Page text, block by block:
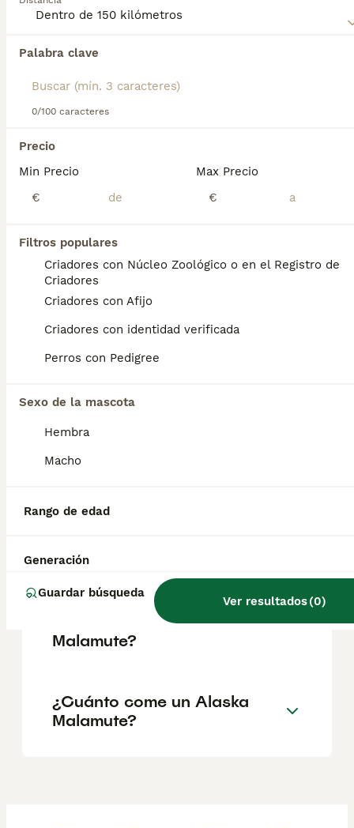
Palabra clave
0/100 caracteres
Precio
Min Precio
€
Max Precio
€
Filtros populares
Criadores con Núcleo Zoológico o en el Registro de
Criadores
Criadores con Afijo
Criadores con identidad verificada
Perros con Pedigree
Sexo de la mascota
Hembra
Macho
Rango de edad
Generación
Guardar búsqueda
Ver resultados(0)
perro.
Encontramos 0 Alaskan Malamute Cachorros
Si deseas exactamente esta búsqueda guarda tu
búsqueda y espera el resultado perfecto:
Preguntas frecuentes
¿Cuánto cuesta un cachorro
de Alaskan Malamute?
El coste medio de un cachorro de Alaskan
Malamute en España es de
aproximadamente 846€, aunque los precios
pueden variar según factores como el
¿Alaskan Malamute es raza
peligrosa?
¿Cuál es la fuerza de
mordida del Alaskan
Malamute?
¿Cuánto come un Alaska
Malamute?